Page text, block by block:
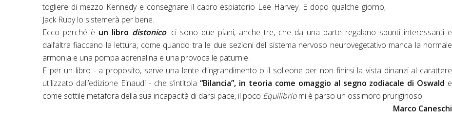
togliere di mezzo Kennedy e consegnare il capro espiatorio Lee Harvey. E dopo qualche giorno,
Jack Ruby lo sistemerà per bene.
Ecco perché è un libro distonico: ci sono due piani, anche tre, che da una parte regalano spunti interessanti e
dall’altra fiaccano la lettura, come quando tra le due sezioni del sistema nervoso neurovegetativo manca la normale
armonia e una pompa adrenalina e una provoca le paturnie.
E per un libro - a proposito, serve una lente d’ingrandimento o il solleone per non finirsi la vista dinanzi al carattere
utilizzato dall’edizione Einaudi - che s’intitola“Bilancia”, in teoria come omaggio al segno zodiacale di Oswald e
come sottile metafora della sua incapacità di darsi pace, il poco Equilibriomi è parso un ossimoro pruriginoso.
Marco Caneschi